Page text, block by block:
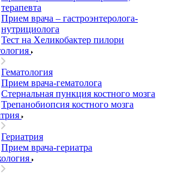
терапевта
Прием врача – гастроэнтеролога-
нутрициолога
Тест на Хеликобактер пилори
Гематология
Прием врача-гематолога
Стернальная пункция костного мозга
Трепанобиопсия костного мозга
Гериатрия
Прием врача-гериатра